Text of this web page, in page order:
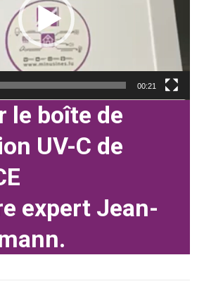
00:21
le boîte de
UV-C de
expert Jean-